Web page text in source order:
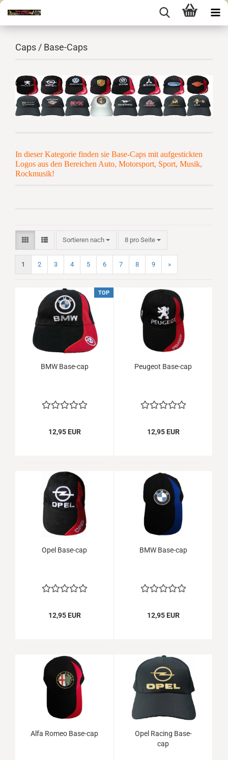
Caps / Base-Caps
In dieser Kategorie finden sie Base-Caps mit aufgestickten
Logos aus den Bereichen Auto, Motorsport, Sport, Musik,
Rockmusik!
Sortieren nach
Sortieren nach 8 pro Seite
pro Seite
1 2 3 4 5 6 7 8 9 »
TOP
BMW Base-cap
12,95 EUR
Peugeot Base-cap
12,95 EUR
Opel Base-cap
12,95 EUR
BMW Base-cap
12,95 EUR
Alfa Romeo Base-cap
Opel Racing Base-
cap